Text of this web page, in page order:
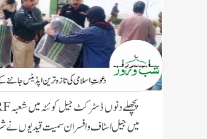
پچھلے دنوں ڈسٹرکٹ جیل کوئٹہ میں شعبہ
میں جیل اسٹاف و افسران سمیت قیدیوں